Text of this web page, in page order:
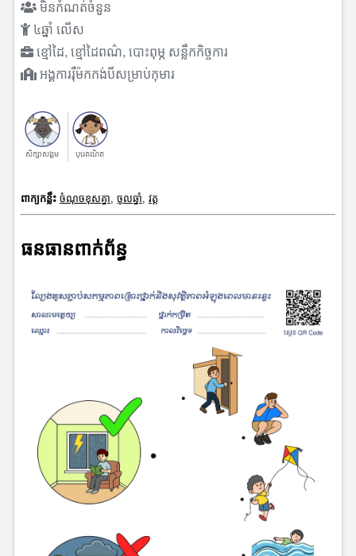
មិនកំណត់ចំនួន
៤ឆ្នាំ លើស
ខ្មៅដៃ, ខ្មៅដៃពណ៌, បោះពុម្ភ សន្លឹកកិច្ចការ
អង្គការរុឺម៉កកង់បីសម្រាប់កុមារ
សិក្សាសង្គម បុរេគណិត
ពាក្យកន្លឹះ ចំណុចខុសគ្នា, ចូលឆ្នាំ, វត្ត
ធនធានពាក់ព័ន្ធ